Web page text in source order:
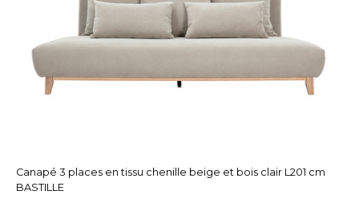
Canapé 3 places en tissu chenille beige et bois clair L201 cm
BASTILLE